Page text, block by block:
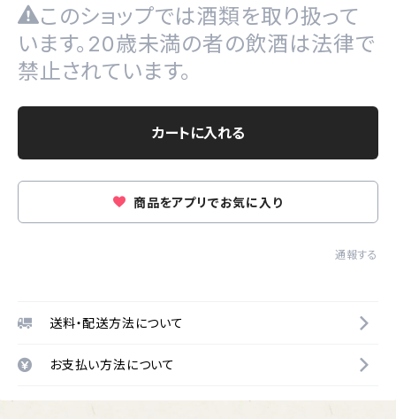
このショップでは酒類を取り扱って
います。20歳未満の者の飲酒は法律で
禁止されています。
カートに入れる
商品をアプリでお気に入り
通報する
送料・配送方法について
お支払い方法について